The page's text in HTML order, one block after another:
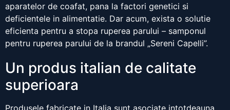
aparatelor de coafat, pana la factori genetici si
deficientele in alimentatie. Dar acum, exista o solutie
eficienta pentru a stopa ruperea parului – samponul
pentru ruperea parului de la brandul „Sereni Capelli”.
Un produs italian de calitate
superioara